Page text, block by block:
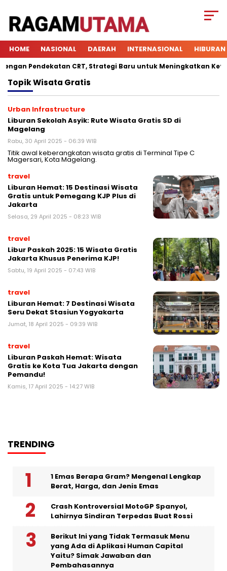
HOME NASIONAL DAERAH INTERNASIONAL HIBURAN
Pendekatan CRT, Strategi Baru untuk Meningkatkan
TopikWisata Gratis
Urban Infrastructure
Liburan Sekolah Asyik: Rute Wisata Gratis SD di
Magelang
Rabu, 30 April 2025 - 06:39 WIB
Titik awal keberangkatan wisata gratis di Terminal Tipe C
Magersari, Kota Magelang.
travel
Liburan Hemat: 15 Destinasi Wisata
Gratis untuk Pemegang KJP Plus di
Jakarta
Selasa, 29 April 2025 - 08:23 WIB
travel
Libur Paskah 2025: 15 Wisata Gratis
Jakarta Khusus Penerima KJP!
Sabtu, 19 April 2025 - 07:43 WIB
travel
Liburan Hemat: 7 Destinasi Wisata
Seru Dekat Stasiun Yogyakarta
Jumat, 18 April 2025 - 09:39 WIB
travel
Liburan Paskah Hemat: Wisata
Gratis ke Kota Tua Jakarta dengan
Pemandu!
Kamis, 17 April 2025 - 14:27 WIB
TRENDING
1 Emas Berapa Gram? Mengenal Lengkap
Berat, Harga, dan Jenis Emas
Crash Kontroversial MotoGP Spanyol,
Lahirnya Sindiran Terpedas Buat Rossi
Berikut Ini yang Tidak Termasuk Menu
yang Ada di Aplikasi Human Capital
Yaitu? Simak Jawaban dan
Pembahasannya